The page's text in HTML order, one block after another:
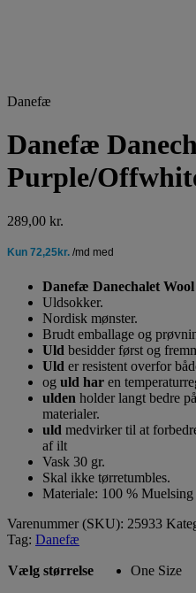
Danefæ
Danefæ
Purple/
289,00 kr.
Danefæ Danechalet
Uldsokker.
Nordisk mønster.
Brudt emballage og
Uld besidder først og
Uld er resistent overfor
og uld har en
ulden holder langt bedre
materialer.
uld medvirker til at
af ilt
Vask 30 gr.
Skal ikke tørretumbles.
Materiale: 100 %
Varenummer (SKU): 25933
Tag: Danefæ
Vælg størrelse One Size